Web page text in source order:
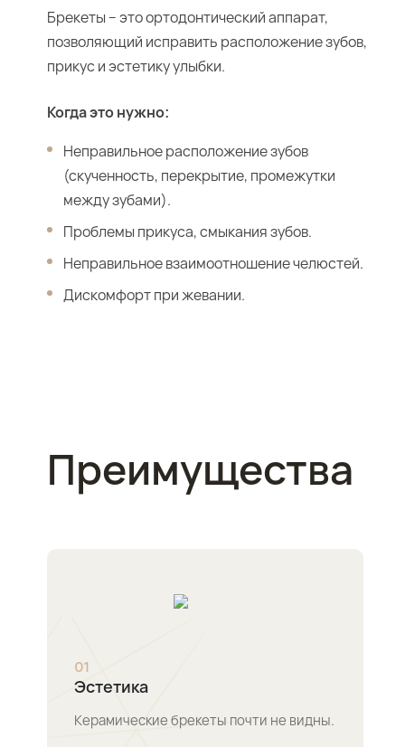
Брекеты – это ортодонтический аппарат,
позволяющий исправить расположение зубов,
прикус и эстетику улыбки.
Когда это нужно:
Неправильное расположение зубов
(скученность, перекрытие, промежутки
между зубами).
Проблемы прикуса, смыкания зубов.
Неправильное взаимоотношение челюстей.
Дискомфорт при жевании.
Преимущества
01
Эстетика
Керамические брекеты почти не видны.